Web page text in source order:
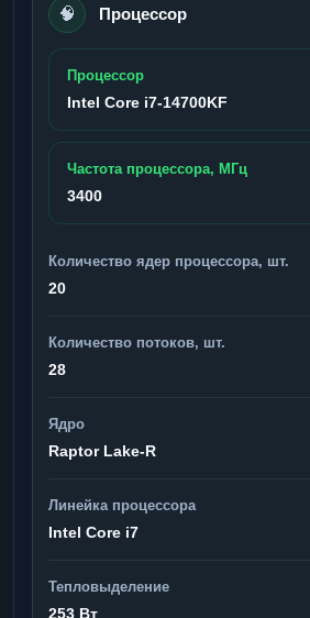
🧠 Процессор
Процессор
Intel Core i7-14700KF
Частота процессора, МГц
3400
Количество ядер процессора, шт.
20
Количество потоков, шт.
28
Ядро
Raptor Lake-R
Линейка процессора
Intel Core i7
Тепловыделение
253 Вт